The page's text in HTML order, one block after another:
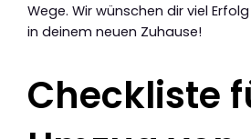
Wege. Wir wünschen dir viel
in deinem neuen Zuhause!
Checkliste